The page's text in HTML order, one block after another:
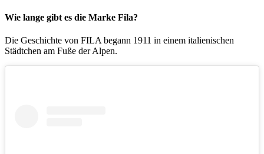
Wie lange gibt es die Marke Fila?
Die Geschichte von FILA begann 1911 in einem italienischen
Städtchen am Fuße der Alpen.